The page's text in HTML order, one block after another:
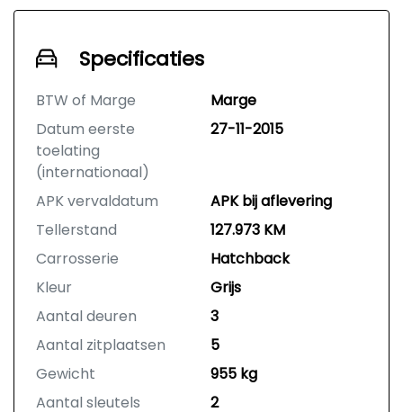
Specificaties
BTW of Marge
Marge
Datum eerste
toelating
(internationaal)
27-11-2015
APK vervaldatum
APK bij aflevering
Tellerstand
127.973 KM
Carrosserie
Hatchback
Kleur
Grijs
Aantal deuren
3
Aantal zitplaatsen
5
Gewicht
955 kg
Aantal sleutels
2